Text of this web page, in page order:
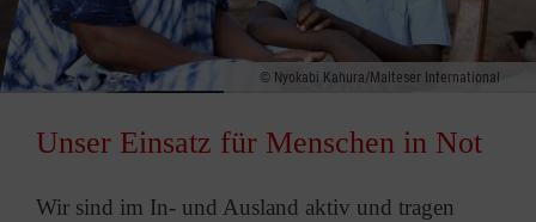
Nyokabi Kahura/Malteser International
Unser Einsatz für Menschen in Not
Wir sind im In- und Ausland aktiv und tragen